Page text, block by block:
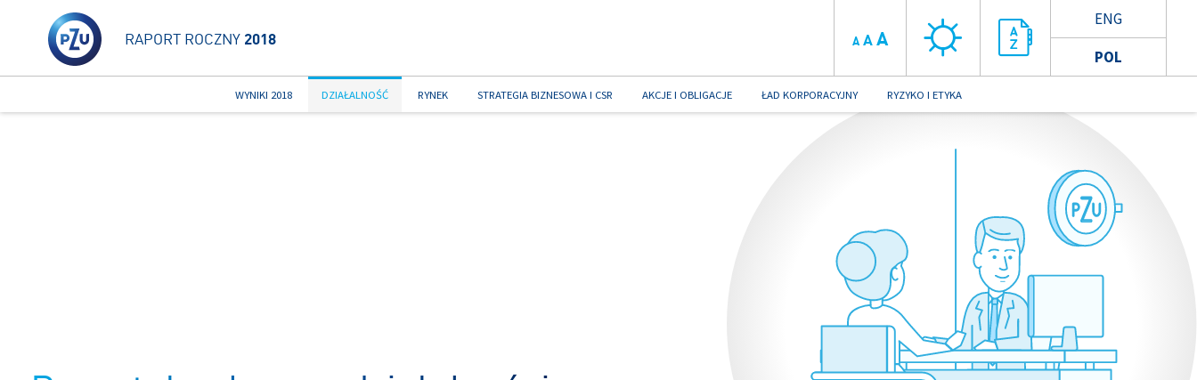
RAPORT ROCZNY 2018
ENG
POL
A A A
WYNIKI 2018 DZIAŁALNOŚĆ RYNEK STRATEGIA BIZNESOWA I CSR AKCJE I OBLIGACJE ŁAD KORPORACYJNY RYZYKO I ETYKA